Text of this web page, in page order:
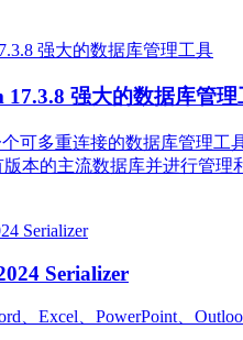
17.3.8 强大的数据库管理
个可多重连接的数据库管理
本的主流数据库并进行管理
Serializer
、Excel、PowerPoint、